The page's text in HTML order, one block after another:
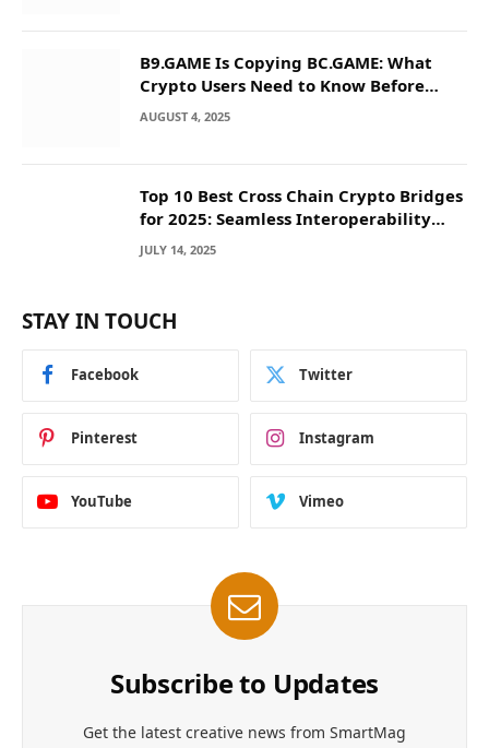
B9.GAME Is Copying BC.GAME: What
Crypto Users Need to Know Before
They Deposit
AUGUST 4, 2025
Top 10 Best Cross Chain Crypto Bridges
for 2025: Seamless Interoperability
Across Blockchain Networks
JULY 14, 2025
STAY IN TOUCH
Facebook Twitter
Pinterest Instagram
YouTube Vimeo
Subscribe to Updates
Get the latest creative news from SmartMag